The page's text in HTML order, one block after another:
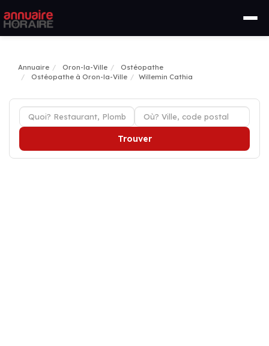
Annuaire Oron-la-Ville
Ostéopathe
Ostéopathe à Oron-la-Ville
Willemin Cathia
Trouver